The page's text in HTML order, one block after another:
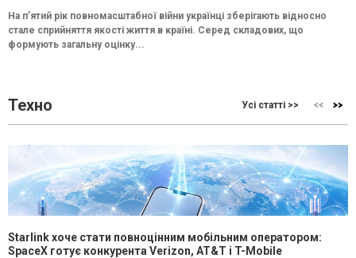
На п’ятий рік повномасштабної війни українці зберігають відносно
стале сприйняття якості життя в країні. Серед складових, що
формують загальну оцінку...
Техно Усі статті >>
Starlink хоче стати повноцінним мобільним оператором:
SpaceX готує конкурента Verizon, AT&T і T-Mobile